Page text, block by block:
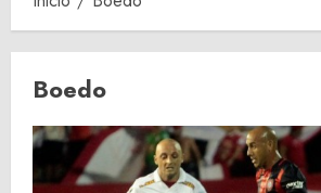
Boedo